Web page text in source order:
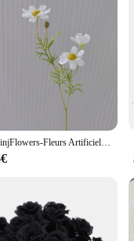
piece is meticulously
a touch of
various scenarios.
to complement a
elegant fleur-de-lis motif
to complete your look.
on giving, while their
that will be
AndrinjFlowers-Fleurs Artificielles Réalistes, 34cm, Fausses Fleurs Blanches, Décorations de Table pour Chambre, Mariage, Maison, Bouquet de ix, 1 Pièce, DIY